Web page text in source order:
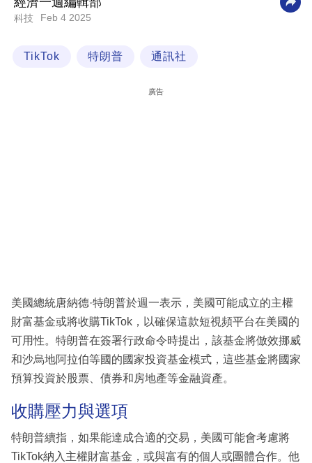
科
區
科技 Feb 4 2025
TikTok 特朗普 通訊社
廣告
美國總統唐納德·特朗普於週一表示，美國可能成立的主權
財富基金或將收購TikTok，以確保這款短視頻平台在美國的
可用性。特朗普在簽署行政命令時提出，該基金將倣效挪威
和沙烏地阿拉伯等國的國家投資基金模式，這些基金將國家
預算投資於股票、債券和房地產等金融資產。
收購壓力與選項
特朗普續指，如果能達成合適的交易，美國可能會考慮將
TikTok納入主權財富基金，或與富有的個人或團體合作。他